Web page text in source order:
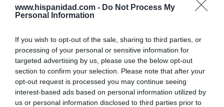
www.hispanidad.com - Do Not Process My
Personal Information
If you wish to opt-out of the sale, sharing to third parties, or
processing of your personal or sensitive information for
targeted advertising by us, please use the below opt-out
section to confirm your selection. Please note that after your
opt-out request is processed you may continue seeing
interest-based ads based on personal information utilized by
us or personal information disclosed to third parties prior to
Artículos anteriores
Diario de la corrupción sanchista. Hazte
Oír se manifiesta delante de La Mareta:
“Pedro Sánchez es un criminal”
por Redacción